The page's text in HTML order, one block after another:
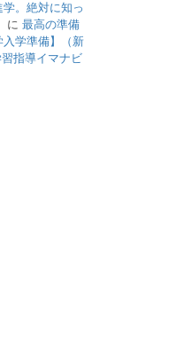
学。絶対に知っ
に 最高の準備
学準備】（新
指導イマナビ